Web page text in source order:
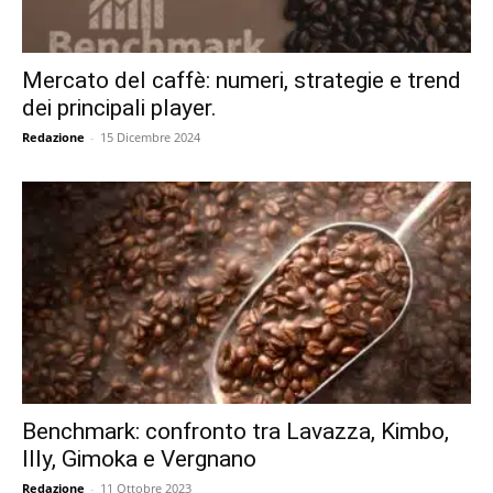
Mercato del caffè: numeri, strategie e trend
dei principali player.
Redazione - 15 Dicembre 2024
Benchmark: confronto tra Lavazza, Kimbo,
Illy, Gimoka e Vergnano
Redazione - 11 Ottobre 2023